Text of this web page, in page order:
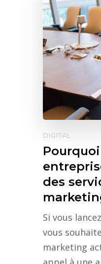
DIGITAL
des
Si vous
vous
marketing